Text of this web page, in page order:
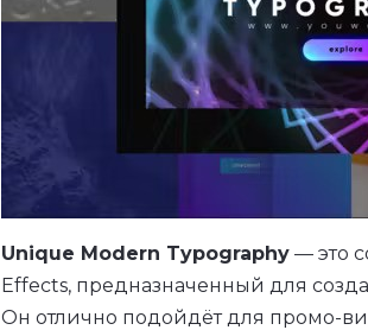
Unique Modern Typography — это
Effects, предназначенный для
Он отлично подойдёт для промо-